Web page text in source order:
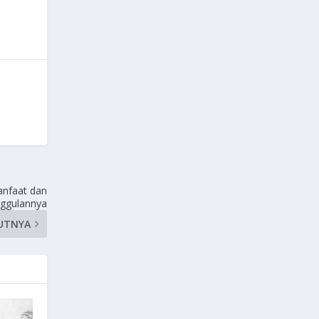
dan